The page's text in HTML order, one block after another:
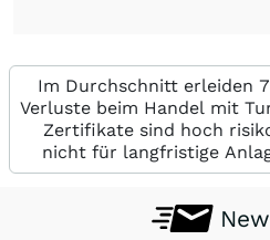
Im Durchschnitt erleiden
Verluste beim Handel mit
Zertifikate sind hoch
nicht für langfristige